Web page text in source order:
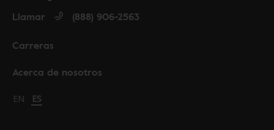
Acerca de nosotros
Carreras
Llamar (888) 906-2563
Change language to English
EN Cambiar idioma a español
ES